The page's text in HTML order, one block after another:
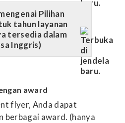
Pilihan
tahun layanan
tersedia dalam
Inggris)
award
flyer, Anda dapat
berbagai award. (hanya